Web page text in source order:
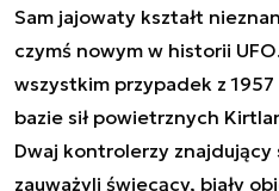
Sam jajowaty kształt
czymś nowym w historii
wszystkim przypadek z
bazie sił powietrznych
Dwaj kontrolerzy
zauważyli świecący, biały